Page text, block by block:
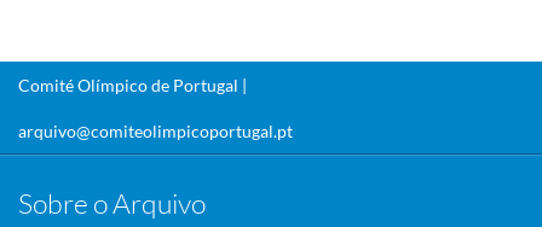
Comité Olímpico de Portugal |
arquivo@comiteolimpicoportugal.pt
Sobre o Arquivo